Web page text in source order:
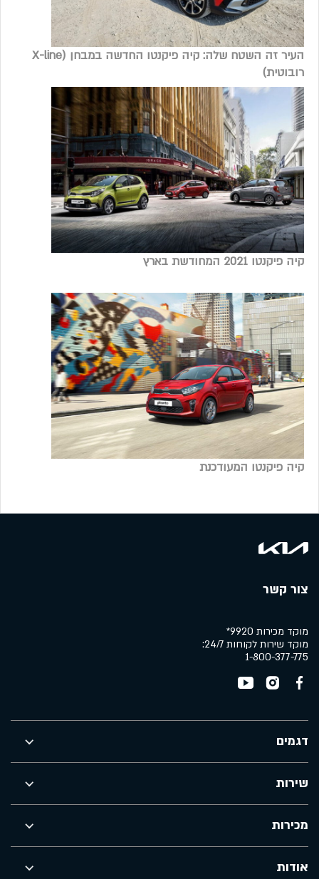
העיר זה השטח שלה: קיה פיקנטו החדשה במבחן (X-line
רובוטית)
קיה פיקנטו 2021 המחודשת בארץ
קיה פיקנטו המעודכנת
צור קשר
מוקד מכירות 9920*
מוקד שירות לקוחות 24/7:
1-800-377-775
דגמים
שירות
מכירות
אודות